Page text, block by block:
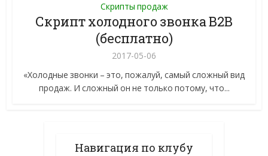
Скрипты продаж
Скрипт холодного звонка B2B
(бесплатно)
2017-05-06
«Холодные звонки – это, пожалуй, самый сложный вид
продаж. И сложный он не только потому, что...
Навигация по клубу